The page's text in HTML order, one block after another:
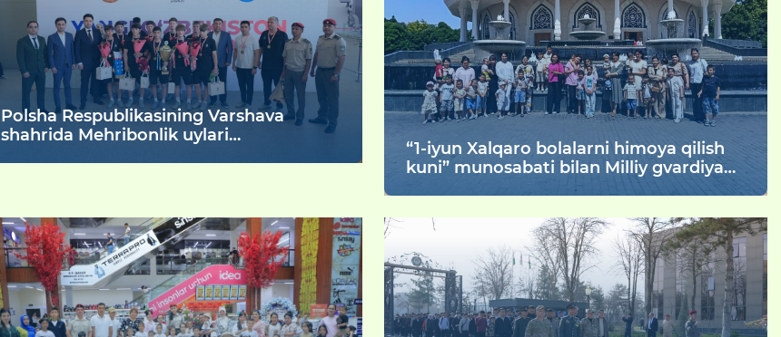
Polsha Respublikasining Varshava
shahrida Mehribonlik uylari
“1-iyun Xalqaro bolalarni himoya qilish
kuni” munosabati bilan Milliy gvardiya
Toshkent viloyati bo'yicha boshqarmasi
ularning farzandlari bayram kunida dam
olish va maroqli hordiq chiqarish
maqsadida “Amir Temur muzeyi” va
“Toshkent hayvonot bog‘i” ga tashrif
buyurishdi.